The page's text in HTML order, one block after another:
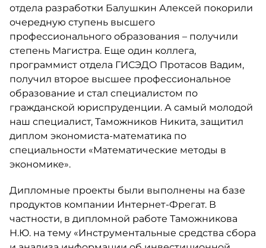
отдела разработки Балушкин Алексей покорили
очередную ступень высшего
профессионального образования – получили
степень Магистра. Еще один коллега,
программист отдела ГИСЭДО Протасов Вадим,
получил второе высшее профессиональное
образование и стал специалистом по
гражданской юриспруденции. А самый молодой
наш специалист, Таможников Никита, защитил
диплом экономиста-математика по
специальности «Математические методы в
экономике».
Дипломные проекты были выполнены на базе
продуктов компании Интернет-Фрегат. В
частности, в дипломной работе Таможникова
Н.Ю. на тему «Инструментальные средства сбора